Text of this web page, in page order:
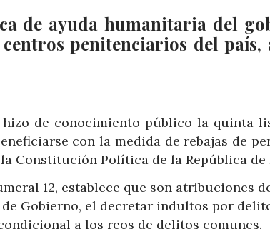
de ayuda humanitaria del
penitenciarios del país,
de conocimiento público la quinta
con la medida de rebajas de
Constitución Política de la República de
12, establece que son atribuciones
Gobierno, el decretar indultos por
a los reos de delitos comunes.